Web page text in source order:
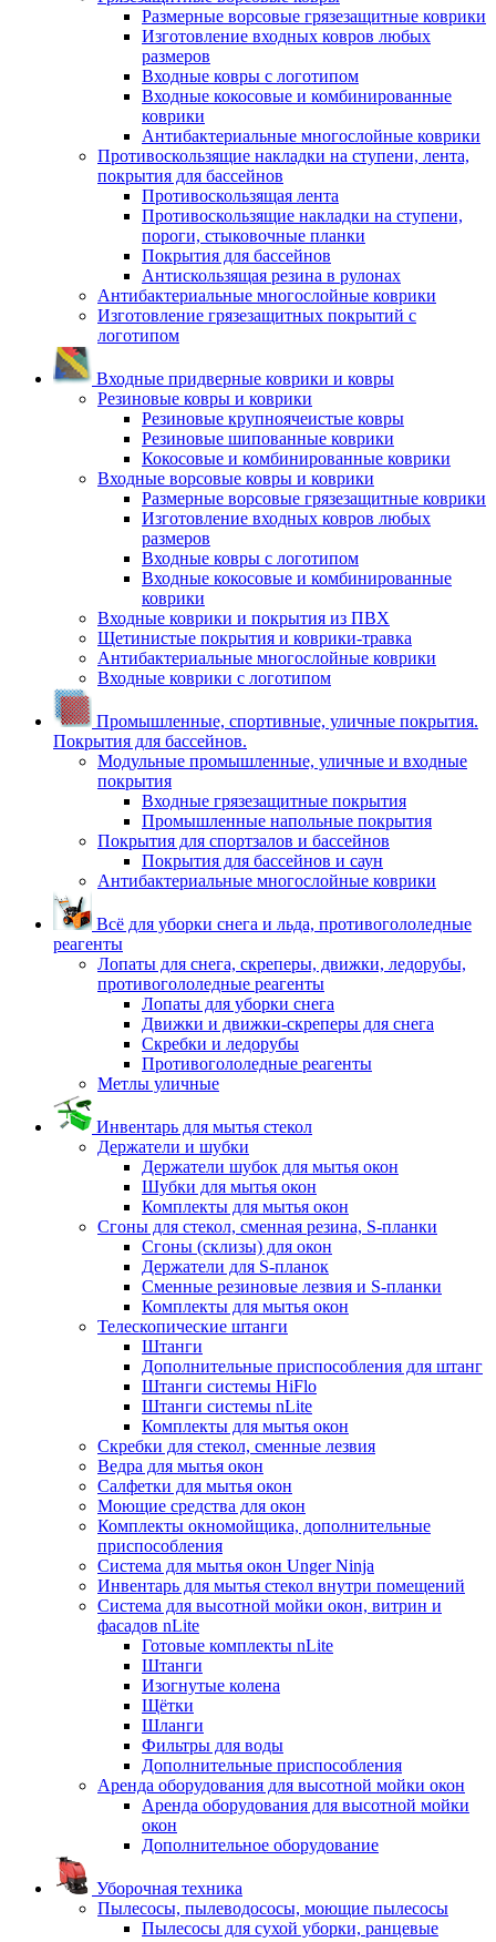
Размерные ворсовые грязезащитные коврики
Изготовление входных ковров любых
размеров
Входные ковры с логотипом
Входные кокосовые и комбинированные
коврики
Антибактериальные многослойные коврики
Противоскользящие накладки на ступени, лента,
покрытия для бассейнов
Противоскользящая лента
Противоскользящие накладки на ступени,
пороги, стыковочные планки
Покрытия для бассейнов
Антискользящая резина в рулонах
Антибактериальные многослойные коврики
Изготовление грязезащитных покрытий с
логотипом
Входные придверные коврики и ковры
Резиновые ковры и коврики
Резиновые крупноячеистые ковры
Резиновые шипованные коврики
Кокосовые и комбинированные коврики
Входные ворсовые ковры и коврики
Размерные ворсовые грязезащитные коврики
Изготовление входных ковров любых
размеров
Входные ковры с логотипом
Входные кокосовые и комбинированные
коврики
Входные коврики и покрытия из ПВХ
Щетинистые покрытия и коврики-травка
Антибактериальные многослойные коврики
Входные коврики с логотипом
Промышленные, спортивные, уличные покрытия.
Покрытия для бассейнов.
Модульные промышленные, уличные и входные
покрытия
Входные грязезащитные покрытия
Промышленные напольные покрытия
Покрытия для спортзалов и бассейнов
Покрытия для бассейнов и саун
Антибактериальные многослойные коврики
Всё для уборки снега и льда, противогололедные
реагенты
Лопаты для снега, скреперы, движки, ледорубы,
противогололедные реагенты
Лопаты для уборки снега
Движки и движки-скреперы для снега
Скребки и ледорубы
Противогололедные реагенты
Метлы уличные
Инвентарь для мытья стекол
Держатели и шубки
Держатели шубок для мытья окон
Шубки для мытья окон
Комплекты для мытья окон
Сгоны для стекол, сменная резина, S-планки
Сгоны (склизы) для окон
Держатели для S-планок
Сменные резиновые лезвия и S-планки
Комплекты для мытья окон
Телескопические штанги
Штанги
Дополнительные приспособления для штанг
Штанги системы HiFlo
Штанги системы nLite
Комплекты для мытья окон
Скребки для стекол, сменные лезвия
Ведра для мытья окон
Салфетки для мытья окон
Моющие средства для окон
Комплекты окномойщика, дополнительные
приспособления
Система для мытья окон Unger Ninja
Инвентарь для мытья стекол внутри помещений
Система для высотной мойки окон, витрин и
фасадов nLite
Готовые комплекты nLite
Штанги
Изогнутые колена
Щётки
Шланги
Фильтры для воды
Дополнительные приспособления
Аренда оборудования для высотной мойки окон
Аренда оборудования для высотной мойки
окон
Дополнительное оборудование
Уборочная техника
Пылесосы, пылеводососы, моющие пылесосы
Пылесосы для сухой уборки, ранцевые